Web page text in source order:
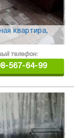
квартира,
телефон:
567-64-99